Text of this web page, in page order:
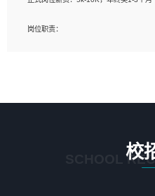
1、艺术设计类相关专业；（其中需求分
岗位职责：
2. 熟悉 前端常用框架, 能独立完成设计给
3. 有良好的代码习惯, 低级错误出现频率
校
SCHOOL